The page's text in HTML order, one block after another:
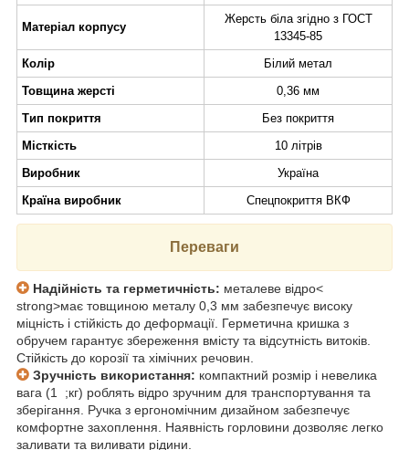
Матеріал корпусу
Жерсть біла згідно з ГОСТ
13345-85
Колір
Білий метал
Товщина жерсті
0,36 мм
Тип покриття
Без покриття
Місткість
10 літрів
Виробник
Україна
Країна виробник
Спецпокриття ВКФ
Переваги
Надійність та герметичність: металеве відро<
strong>має товщиною металу 0,3 мм забезпечує високу
міцність і стійкість до деформації. Герметична кришка з
обручем гарантує збереження вмісту та відсутність витоків.
Стійкість до корозії та хімічних речовин.
Зручність використання: компактний розмір і невелика
вага (1 ;кг) роблять відро зручним для транспортування та
зберігання. Ручка з ергономічним дизайном забезпечує
комфортне захоплення. Наявність горловини дозволяє легко
заливати та виливати рідини.